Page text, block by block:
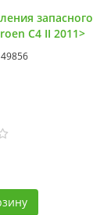
запасного
C4 II 2011>
49856